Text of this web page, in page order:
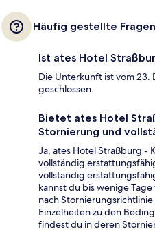
Häufig gestellte Fragen
Ist ates Hotel
Die Unterkunft ist vom 23.
geschlossen.
Bietet ates Hotel
Stornierung und
Ja, ates Hotel Straßburg -
vollständig
vollständig
kannst du bis wenige
nach
Einzelheiten zu den
findest du in deren